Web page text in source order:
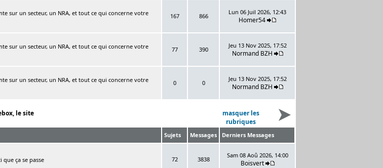
sur un secteur, un NRA, et tout ce qui concerne votre
167 866
Lun 06 Juil 2026, 12:43
Homer54
sur un secteur, un NRA, et tout ce qui concerne votre
77 390
Jeu 13 Nov 2025, 17:52
Normand BZH
sur un secteur, un NRA, et tout ce qui concerne votre
0 0
Jeu 13 Nov 2025, 17:52
Normand BZH
le site
masquer les
rubriques
Sujets Messages Derniers Messages
ça se passe 72 3838
Sam 08 Aoû 2026, 14:00
Boisvert